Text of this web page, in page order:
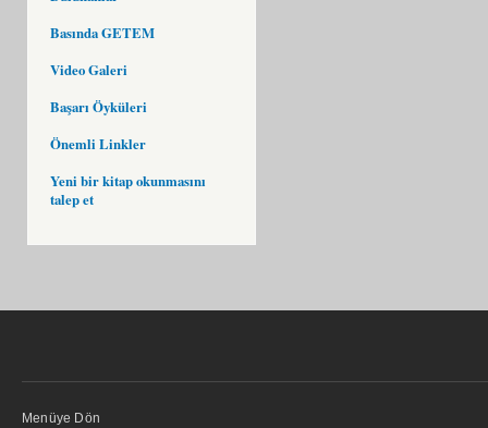
Basında GETEM
Video Galeri
Başarı Öyküleri
Önemli Linkler
Yeni bir kitap okunmasını
talep et
Menüye Dön